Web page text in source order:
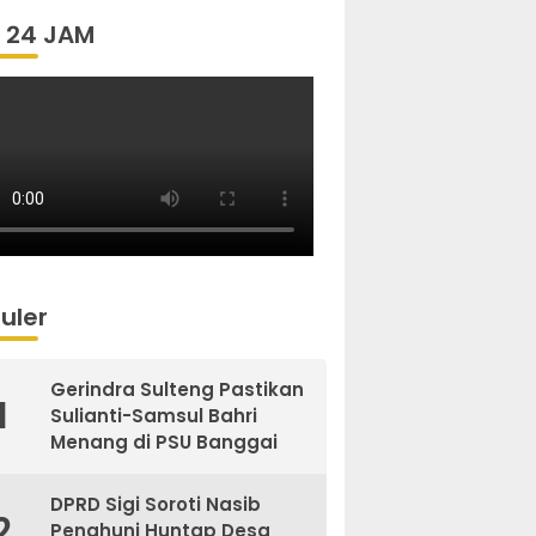
24 JAM
Gerindra Sulteng Pastikan
Sulianti-Samsul Bahri
Menang di PSU Banggai
DPRD Sigi Soroti Nasib
Penghuni Huntap Desa